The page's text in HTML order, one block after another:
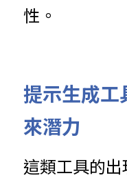
性。
提示生成工
來潛力
這類工具的